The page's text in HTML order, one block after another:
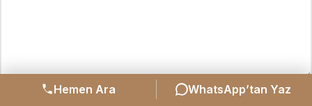
Hemen Ara WhatsApp’tan Yaz